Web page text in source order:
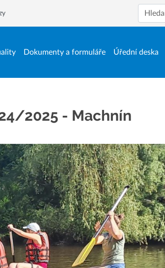
Dokumenty a formuláře Úřední deska
Hledat
2025 - Machnín